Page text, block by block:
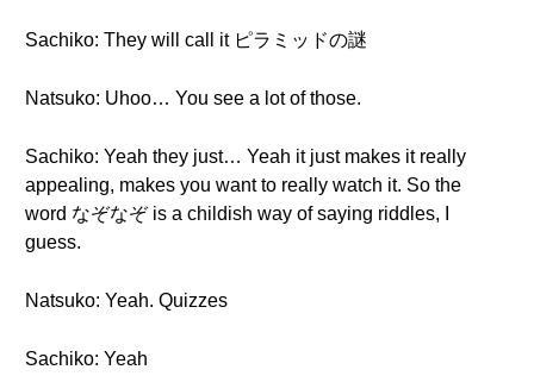
Sachiko: They will call it ピラミッドの謎
Natsuko: Uhoo… You see a lot of those.
Sachiko: Yeah they just… Yeah it just makes it really
appealing, makes you want to really watch it. So the
word なぞなぞ is a childish way of saying riddles, I
guess.
Natsuko: Yeah. Quizzes
Sachiko: Yeah